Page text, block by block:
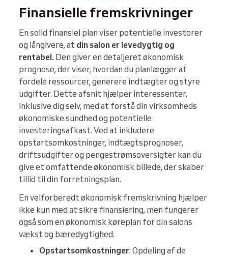
Finansielle fremskrivninger
En solid finansiel plan viser potentielle investorer
og långivere, at din salon er levedygtig og
rentabel. Den giver en detaljeret økonomisk
prognose, der viser, hvordan du planlægger at
fordele ressourcer, generere indtægter og styre
udgifter. Dette afsnit hjælper interessenter,
inklusive dig selv, med at forstå din virksomheds
økonomiske sundhed og potentielle
investeringsafkast. Ved at inkludere
opstartsomkostninger, indtægtsprognoser,
driftsudgifter og pengestrømsoversigter kan du
give et omfattende økonomisk billede, der skaber
tillid til din forretningsplan.
En velforberedt økonomisk fremskrivning hjælper
ikke kun med at sikre finansiering, men fungerer
også som en økonomisk køreplan for din salons
vækst og bæredygtighed.
Opstartsomkostninger: Opdeling af de